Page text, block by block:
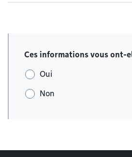
Ces informations vous ont-
Oui
Non